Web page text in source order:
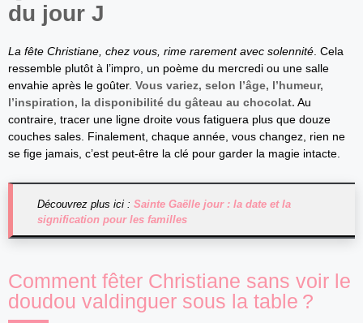
du jour J
La fête Christiane, chez vous, rime rarement avec solennité . Cela
ressemble plutôt à l’impro, un poème du mercredi ou une salle
envahie après le goûter. Vous variez, selon l’âge, l’humeur,
l’inspiration, la disponibilité du gâteau au chocolat. Au
contraire, tracer une ligne droite vous fatiguera plus que douze
couches sales. Finalement, chaque année, vous changez, rien ne
se fige jamais, c’est peut-être la clé pour garder la magie intacte.
Découvrez plus ici : Sainte Gaëlle jour : la date et la
signification pour les familles
Comment fêter Christiane sans voir le
doudou valdinguer sous la table ?